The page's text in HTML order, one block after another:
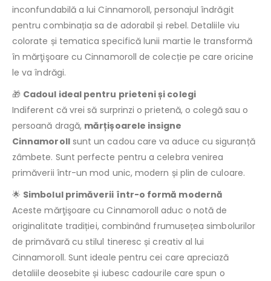
inconfundabilă a lui Cinnamoroll, personajul îndrăgit
pentru combinația sa de adorabil și rebel. Detaliile viu
colorate și tematica specifică lunii martie le transformă
în mărţişoare cu Cinnamoroll de colecție pe care oricine
le va îndrăgi.
🎁 Cadoul ideal pentru prieteni și colegi
Indiferent că vrei să surprinzi o prietenă, o colegă sau o
persoană dragă, mărțișoarele insigne
Cinnamorollsunt un cadou care va aduce cu siguranță
zâmbete. Sunt perfecte pentru a celebra venirea
primăverii într-un mod unic, modern și plin de culoare.
🌟 Simbolul primăverii într-o formă modernă
Aceste mărţişoare cu Cinnamoroll aduc o notă de
originalitate tradiției, combinând frumusețea simbolurilor
de primăvară cu stilul tineresc și creativ al lui
Cinnamoroll. Sunt ideale pentru cei care apreciază
detaliile deosebite și iubesc cadourile care spun o